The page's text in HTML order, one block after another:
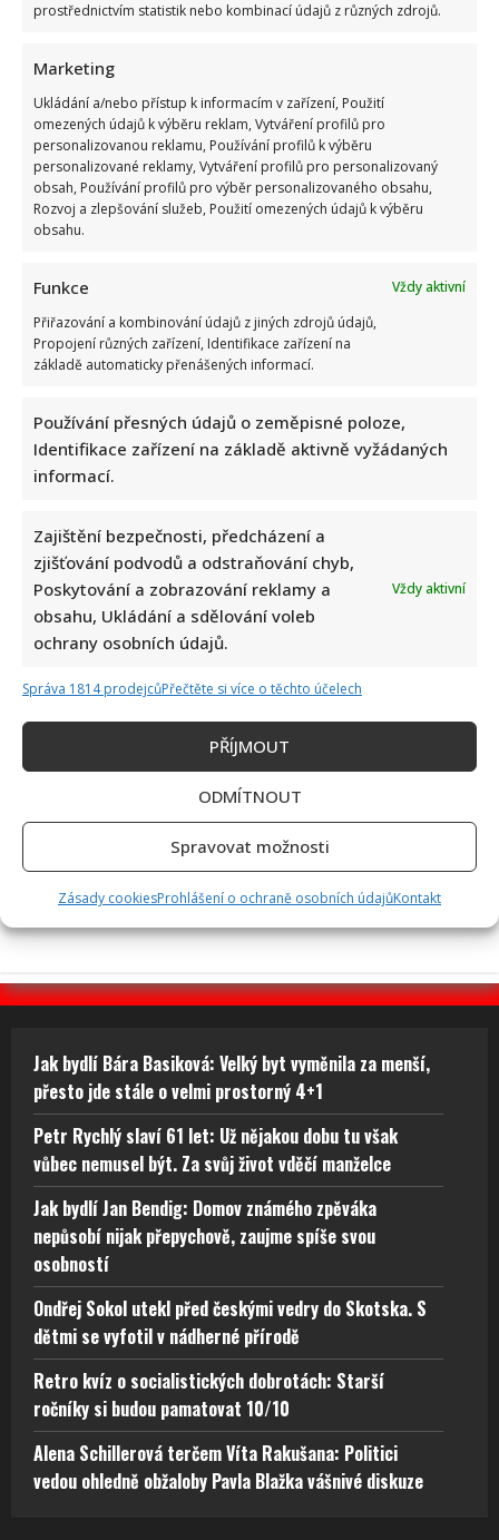
prostřednictvím statistik nebo kombinací údajů z různých zdrojů.
Marketing
Ukládání a/nebo přístup k informacím v zařízení, Použití
omezených údajů k výběru reklam, Vytváření profilů pro
personalizovanou reklamu, Používání profilů k výběru
personalizované reklamy, Vytváření profilů pro personalizovaný
obsah, Používání profilů pro výběr personalizovaného obsahu,
Rozvoj a zlepšování služeb, Použití omezených údajů k výběru
obsahu.
Funkce
Vždy aktivní
Přiřazování a kombinování údajů z jiných zdrojů údajů,
Propojení různých zařízení, Identifikace zařízení na
základě automaticky přenášených informací.
Používání přesných údajů o zeměpisné poloze,
Identifikace zařízení na základě aktivně vyžádaných
informací.
Zajištění bezpečnosti, předcházení a
zjišťování podvodů a odstraňování chyb,
Poskytování a zobrazování reklamy a
obsahu, Ukládání a sdělování voleb
ochrany osobních údajů.
Vždy aktivní
Správa 1814 prodejcůPřečtěte si více o těchto účelech
PŘÍJMOUT
ODMÍTNOUT
Spravovat možnosti
Zásady cookiesProhlášení o ochraně osobních údajůKontakt
Petr Rychlý slaví 61 let: Už nějakou dobu tu však vůbec
nemusel být. Za svůj život vděčí manželce
Jak bydlí Jan Bendig: Domov známého zpěváka nepůsobí
nijak přepychově, zaujme spíše svou osobností
Ondřej Sokol utekl před českými vedry do Skotska. S dětmi
se vyfotil v nádherné přírodě
Retro kvíz o socialistických dobrotách: Starší ročníky si
budou pamatovat 10/10
Jak bydlí Bára Basiková: Velký byt vyměnila za menší,
přesto jde stále o velmi prostorný 4+1
Petr Rychlý slaví 61 let: Už nějakou dobu tu však
vůbec nemusel být. Za svůj život vděčí manželce
Jak bydlí Jan Bendig: Domov známého zpěváka
nepůsobí nijak přepychově, zaujme spíše svou
osobností
Ondřej Sokol utekl před českými vedry do Skotska. S
dětmi se vyfotil v nádherné přírodě
Retro kvíz o socialistických dobrotách: Starší
ročníky si budou pamatovat 10/10
Alena Schillerová terčem Víta Rakušana: Politici
vedou ohledně obžaloby Pavla Blažka vášnivé diskuze